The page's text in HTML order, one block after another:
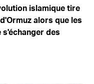
islamique tire
alors que les
des